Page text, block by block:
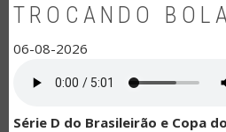
TROCANDO BOLA
06-08-2026
Série D do Brasileirão e Copa